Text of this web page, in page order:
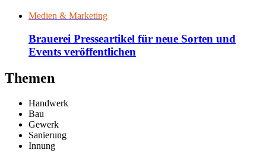
Medien & Marketing
Brauerei Presseartikel für neue Sorten und
Events veröffentlichen
Themen
Handwerk
Bau
Gewerk
Sanierung
Innung